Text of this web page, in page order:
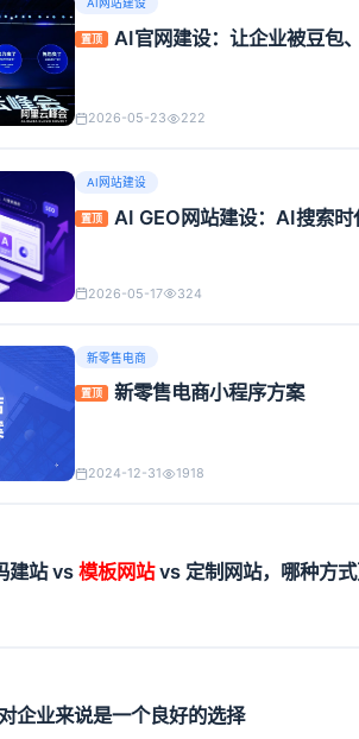
AI网站建设
置顶 AI官网建设：让企业被豆包
2026-05-23 222
AI网站建设
置顶 AI GEO网站建设：AI搜索时
2026-05-17 324
新零售电商
置顶 新零售电商小程序方案
2024-12-31 1918
建站 vs模板网站vs 定制网站，哪种方式
企业来说是一个良好的选择